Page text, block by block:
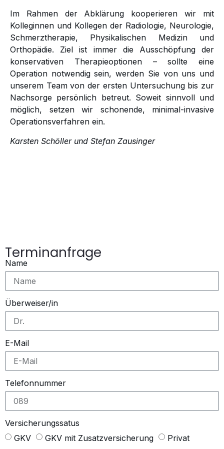
Im Rahmen der Abklärung kooperieren wir mit
Kolleginnen und Kollegen der Radiologie, Neurologie,
Schmerztherapie, Physikalischen Medizin und
Orthopädie. Ziel ist immer die Ausschöpfung der
konservativen Therapieoptionen – sollte eine
Operation notwendig sein, werden Sie von uns und
unserem Team von der ersten Untersuchung bis zur
Nachsorge persönlich betreut. Soweit sinnvoll und
möglich, setzen wir schonende, minimal-invasive
Operationsverfahren ein.
Karsten Schöller und Stefan Zausinger
Terminanfrage
Name
Überweiser/in
E-Mail
Telefonnummer
Versicherungssatus
GKV
GKV mit Zusatzversicherung
Privat